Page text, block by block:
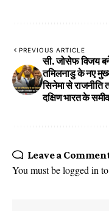
PREVIOUS ARTICLE
सी. जोसेफ विजय
तमिलनाडु के नए
सिनेमा से
दक्षिण भारत के
Leave a
You must belogged in